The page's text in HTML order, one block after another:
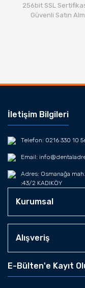
256bit SSL
Güvenli Satın
İletişim Bilgileri
Telefon: 0216 330 10
Email:
Adres: Osmanağa
:43/2 KADIKÖY
Kurumsal
Alışveriş
E-Bülten'e Kayıt